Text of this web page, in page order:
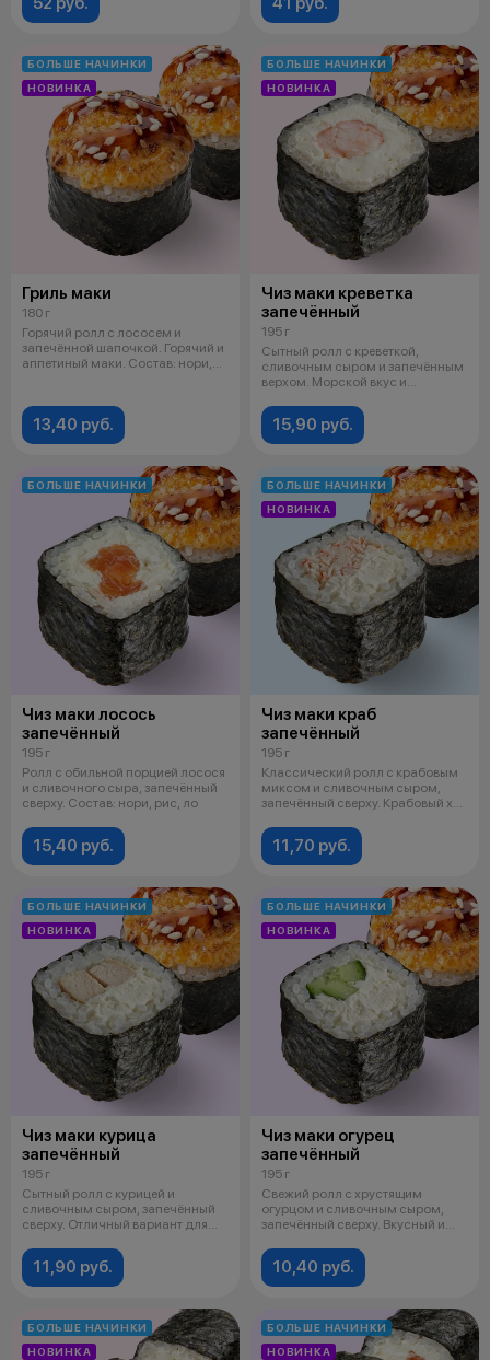
БОЛЬШЕ НАЧИНКИ
НОВИНКА
Гриль маки
180 г
Горячий ролл с лососем и
запечённой шапочкой. Горячий и
аппетиный маки. Состав: нори,
13,40 руб.
БОЛЬШЕ НАЧИНКИ
НОВИНКА
Чиз маки креветка
запечённый
195 г
Сытный ролл с креветкой,
сливочным сыром и запечённым
верхом. Морской вкус и
15,90 руб.
БОЛЬШЕ НАЧИНКИ
Чиз маки лосось
запечённый
195 г
Ролл с обильной порцией лосося
и сливочного сыра, запечённый
сверху. Состав: нори, рис, ло
15,40 руб.
БОЛЬШЕ НАЧИНКИ
НОВИНКА
Чиз маки краб
запечённый
195 г
Классический ролл с крабовым
миксом и сливочным сыром,
запечённый сверху. Крабовый хит
11,70 руб.
БОЛЬШЕ НАЧИНКИ
НОВИНКА
Чиз маки курица
запечённый
195 г
Сытный ролл с курицей и
сливочным сыром, запечённый
сверху. Отличный вариант для
11,90 руб.
БОЛЬШЕ НАЧИНКИ
НОВИНКА
Чиз маки огурец
запечённый
195 г
Свежий ролл с хрустящим
огурцом и сливочным сыром,
запечённый сверху. Вкусный и
10,40 руб.
БОЛЬШЕ НАЧИНКИ
НОВИНКА
БОЛЬШЕ НАЧИНКИ
НОВИНКА